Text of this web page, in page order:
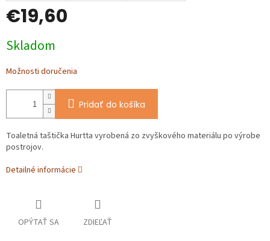
€19,60
cena:
Skladom
Možnosti doručenia
Pridať do košíka
Toaletná taštička Hurtta vyrobená zo zvyškového materiálu po výrobe
postrojov.
Detailné informácie
OPÝTAŤ SA ZDIEĽAŤ